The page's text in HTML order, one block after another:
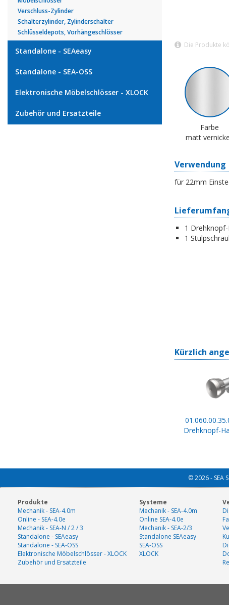
Verschluss-Zylinder
Schalterzylinder, Zylinderschalter
Schlüsseldepots, Vorhängeschlösser
Standalone - SEAeasy
Standalone - SEA-OSS
Elektronische Möbelschlösser - XLOCK
Zubehör und Ersatzteile
Die Produkte
Farbe
matt
Verwendung
für 22mm
1
1
Kürzlich
Drehknopf-
© 2026 - SEA
Produkte
Mechanik - SEA-4.0m
Online - SEA-4.0e
Mechanik - SEA-N / 2 / 3
Standalone - SEAeasy
Standalone - SEA-OSS
Elektronische Möbelschlösser - XLOCK
Zubehör und Ersatzteile
Systeme
Mechanik - SEA-4.0m
Online SEA-4.0e
Mechanik - SEA-2/3
Standalone SEAeasy
SEA-OSS
XLOCK